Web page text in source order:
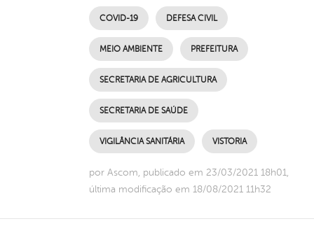
COVID-19 DEFESA CIVIL
MEIO AMBIENTE PREFEITURA
SECRETARIA DE AGRICULTURA
SECRETARIA DE SAÚDE
VIGILÂNCIA SANITÁRIA VISTORIA
por Ascom, publicado em 23/03/2021 18h01,
última modificação em 18/08/2021 11h32